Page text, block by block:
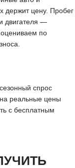
держит цену. Пробег
двигателя —
по
спрос
реальные цены
с бесплатным